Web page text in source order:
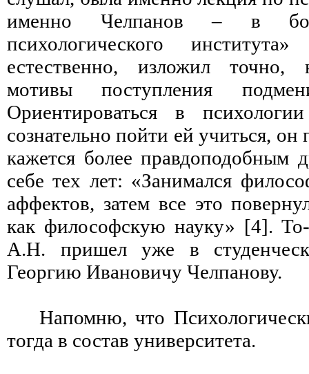
именно Челпанов – в
психологического
естественно, изложил точно,
мотивы поступления
Ориентироваться в
сознательно пойти ей учиться,
кажется более правдоподобным
себе тех лет: «Занимался
аффектов, затем все это
как философскую науку» [4].
А.Н. пришел уже в
Георгию Ивановичу Челпанову.
Напомню, что
тогда в состав университета.